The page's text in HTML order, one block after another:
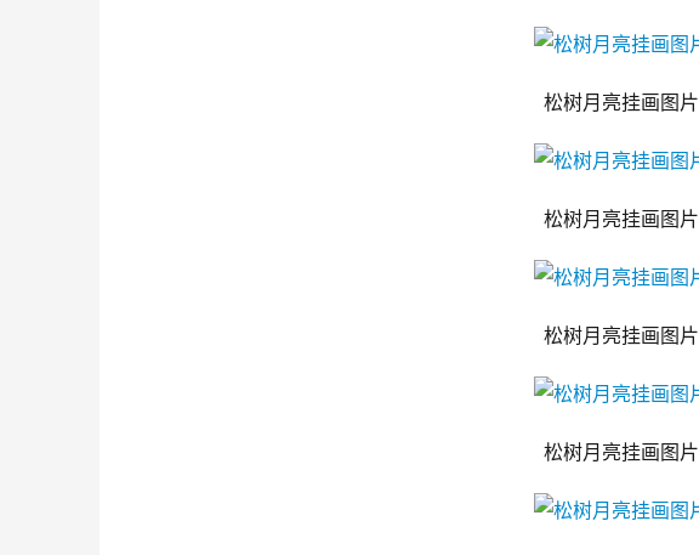
松树月亮挂画图片
松树月亮挂画图片
松树月亮挂画图片
松树月亮挂画图片